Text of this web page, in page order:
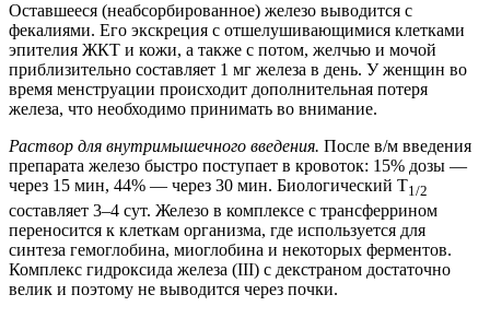
Оставшееся (неабсорбированное) железо выводится с
фекалиями. Его экскреция с отшелушивающимися клетками
эпителия ЖКТ и кожи, а также с потом, желчью и мочой
приблизительно составляет 1 мг железа в день. У женщин во
время менструации происходит дополнительная потеря
железа, что необходимо принимать во внимание.
Раствор для внутримышечного введения. После в/м введения
препарата железо быстро поступает в кровоток: 15% дозы —
через 15 мин, 44% — через 30 мин. Биологический T1/2
составляет 3–4 сут. Железо в комплексе с трансферрином
переносится к клеткам организма, где используется для
синтеза гемоглобина, миоглобина и некоторых ферментов.
Комплекс гидроксида железа (III) с декстраном достаточно
велик и поэтому не выводится через почки.